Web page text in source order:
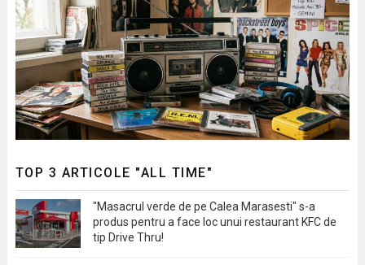
TOP 3 ARTICOLE "ALL TIME"
"Masacrul verde de pe Calea Marasesti" s-a
produs pentru a face loc unui restaurant KFC de
tip Drive Thru!